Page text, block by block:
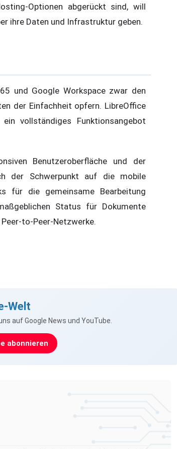
Optionen abgerückt sind, will
ihre Daten und Infrastruktur geben.
und Google Workspace zwar den
der Einfachheit opfern. LibreOffice
vollständiges Funktionsangebot
Benutzeroberfläche und der
der Schwerpunkt auf die mobile
für die gemeinsame Bearbeitung
Status für Dokumente
to-Peer-Netzwerke.
Welt
auf Google News und YouTube.
abonnieren